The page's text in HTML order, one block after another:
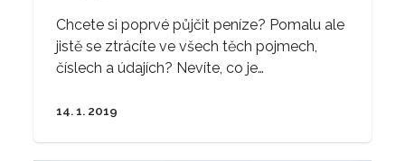
Chcete si poprvé půjčit peníze? Pomalu ale
jistě se ztrácíte ve všech těch pojmech,
číslech a údajích? Nevíte, co je…
14. 1. 2019